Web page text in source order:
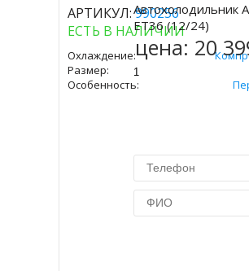
АРТИКУЛ:990256
ЕСТЬ В НАЛИЧИИ
Охлаждение:
Размер:
Особенность:
Купить
Автохолодильник
ET36 (12/24)
цена: 20